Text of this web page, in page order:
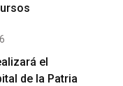
el
de la Patria